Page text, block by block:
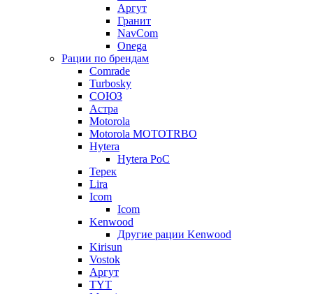
Аргут
Гранит
NavCom
Onega
Рации по брендам
Comrade
Turbosky
СОЮЗ
Астра
Motorola
Motorola MOTOTRBO
Hytera
Hytera PoC
Терек
Lira
Icom
Icom
Kenwood
Другие рации Kenwood
Kirisun
Vostok
Аргут
TYT